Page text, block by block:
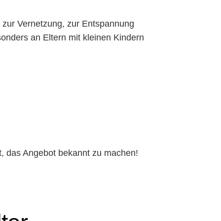
Vernetzung, zur Entspannung
an Eltern mit kleinen Kindern
das Angebot bekannt zu machen!